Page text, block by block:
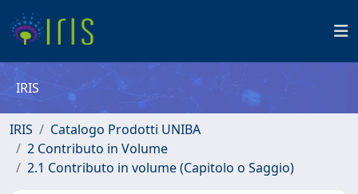
IRIS
IRIS
Catalogo Prodotti UNIBA
2 Contributo in Volume
2.1 Contributo in volume (Capitolo o Saggio)